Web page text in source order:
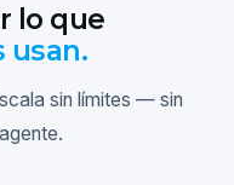
lo que
usan.
sin límites — sin